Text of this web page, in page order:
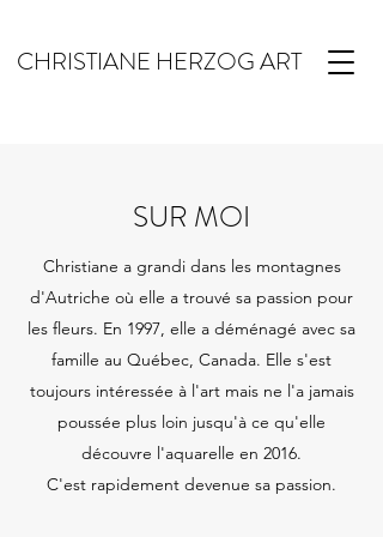
CHRISTIANE HERZOG ART
SUR MOI
Christiane a grandi dans les montagnes
d'Autriche où elle a trouvé sa passion pour
les fleurs. En 1997, elle a déménagé avec sa
famille au Québec, Canada. Elle s'est
toujours intéressée à l'art mais ne l'a jamais
poussée plus loin jusqu'à ce qu'elle
découvre l'aquarelle en 2016.
C'est rapidement devenue sa passion.